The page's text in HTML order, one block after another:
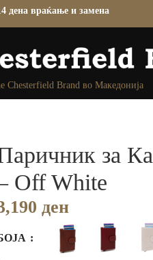
Chesterfield Brand во Македонија
за
Off White
ден
дена враќање и замена